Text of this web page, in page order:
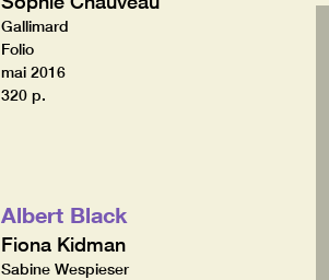
Gallimard
Folio
mai 2016
320 p.
Albert Black
Fiona Kidman
Sabine Wespieser